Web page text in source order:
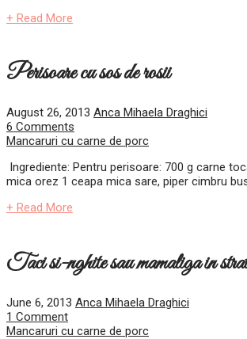
+ Read More
Perisoare cu sos de rosii
August 26, 2013 Anca Mihaela Draghici
6 Comments
Mancaruri cu carne de porc
Ingrediente: Pentru perisoare: 700 g carne
mica orez 1 ceapa mica sare, piper cimbru
+ Read More
Taci si-nghite sau mamaliga in
June 6, 2013 Anca Mihaela Draghici
1 Comment
Mancaruri cu carne de porc